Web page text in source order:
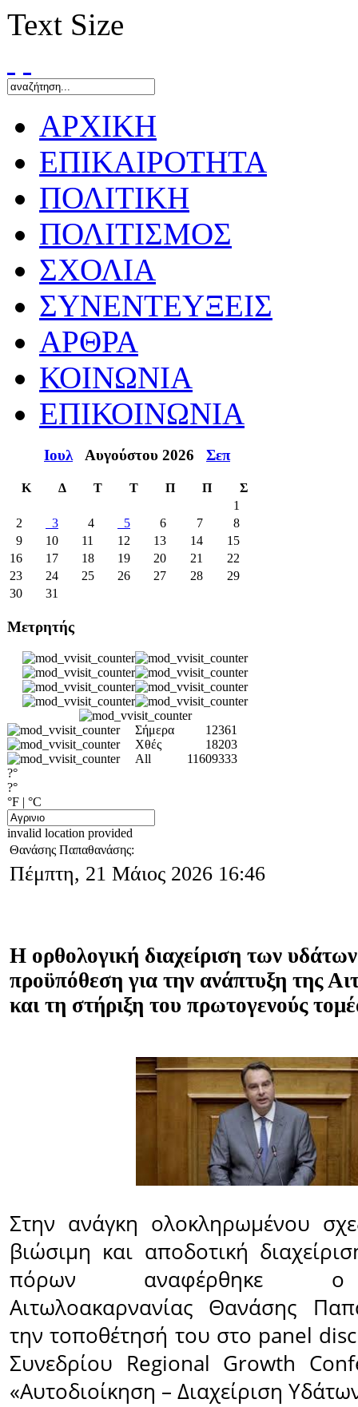
Text Size
ΑΡΧΙΚΗ
ΕΠΙΚΑΙΡΟΤΗΤΑ
ΠΟΛΙΤΙΚΗ
ΠΟΛΙΤΙΣΜΟΣ
ΣΧΟΛΙΑ
ΣΥΝΕΝΤΕΥΞΕΙΣ
ΑΡΘΡΑ
ΚΟΙΝΩΝΙΑ
ΕΠΙΚΟΙΝΩΝΙΑ
Ιουλ Αυγούστου 2026 Σεπ
Κ Δ Τ Τ Π Π
Σ
1
2
3 4 5 6 7
8
9
10 11 12 13 14
15
16
17 18 19 20 21
22
23
24 25 26 27 28
29
30
31
Μετρητής
Σήμερα
12361
Χθές
18203
All
11609333
?°
?°
°F | °C
invalid location provided
Θανάσης Παπαθανάσης:
Πέμπτη, 21 Μάιος 2026 16:46
Η ορθολογική διαχείριση των υδάτων
προϋπόθεση για την ανάπτυξη της
και τη στήριξη του πρωτογενούς
Στην ανάγκη ολοκληρωμένου
βιώσιμη και αποδοτική
πόρων αναφέρθηκε ο
Αιτωλοακαρνανίας Θανάσης
την τοποθέτησή του στο panel
Συνεδρίου Regional Growth
«Αυτοδιοίκηση – Διαχείριση